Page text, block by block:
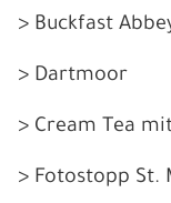
> Buckfast
> Dartmoor
> Cream Tea
> Fotostopp St.